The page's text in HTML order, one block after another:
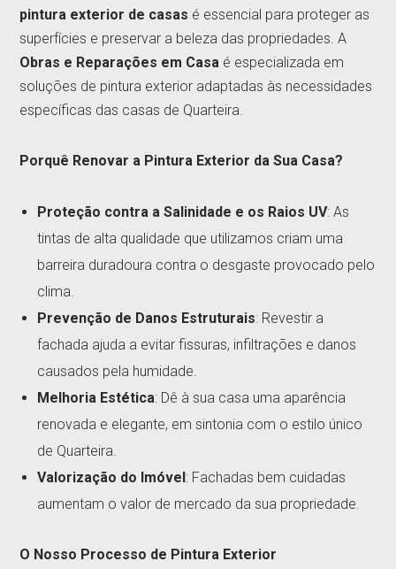
pintura exterior de casas é essencial para proteger as
superfícies e preservar a beleza das propriedades. A
Obras e Reparações em Casa é especializada em
soluções de pintura exterior adaptadas às necessidades
específicas das casas de Quarteira.
Porquê Renovar a Pintura Exterior da Sua Casa?
Proteção contra a Salinidade e os Raios UV: As
tintas de alta qualidade que utilizamos criam uma
barreira duradoura contra o desgaste provocado pelo
clima.
Prevenção de Danos Estruturais: Revestir a
fachada ajuda a evitar fissuras, infiltrações e danos
causados pela humidade.
Melhoria Estética: Dê à sua casa uma aparência
renovada e elegante, em sintonia com o estilo único
de Quarteira.
Valorização do Imóvel: Fachadas bem cuidadas
aumentam o valor de mercado da sua propriedade.
O Nosso Processo de Pintura Exterior